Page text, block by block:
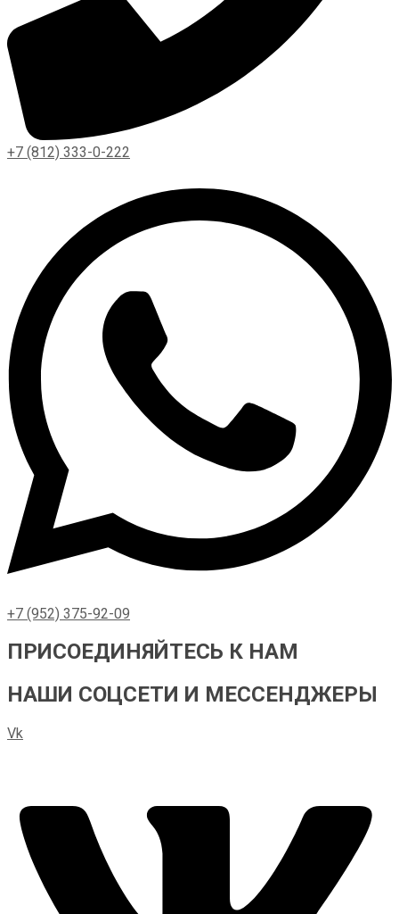
+7 (812) 333-0-222
+7 (952) 375-92-09
ПРИСОЕДИНЯЙТЕСЬ К НАМ
НАШИ СОЦСЕТИ И МЕССЕНДЖЕРЫ
Vk